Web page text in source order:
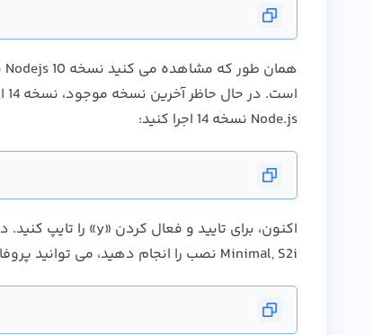
همان طور که مشاهده می کنید نسخه 10 Nodejs
است. در حال حاظر آخرین نسخه موجود، نسخه 14 است که در مخزن نیز وجود دارد. دستور زیر را برای فعال کردن ماژول
Node.js نسخه 14 اجرا کنید:
اکنون، برای تایید و فعال کردن «y»
Minimal, S2i نصب را انجام دهید، می توانید پروفایل را به صورت زیر مشخص کنید: